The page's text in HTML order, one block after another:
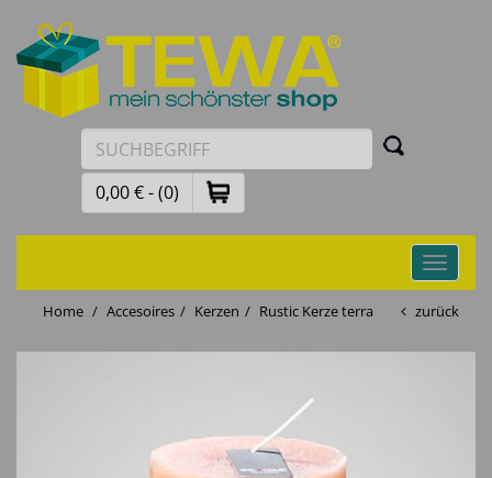
0,00 € - (0)
Toggle
Home
Accesoires Kerzen Rustic Kerze terra zurück